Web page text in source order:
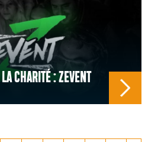
CHARITÉ : ZEVENT